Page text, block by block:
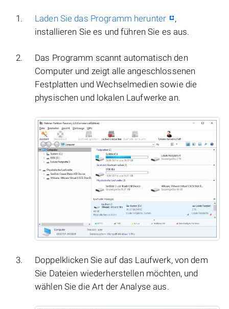
Laden Sie das Programm herunter
,
installieren Sie es und führen Sie es aus.
Das Programm scannt automatisch den
Computer und zeigt alle angeschlossenen
Festplatten und Wechselmedien sowie die
physischen und lokalen Laufwerke an.
Doppelklicken Sie auf das Laufwerk, von dem
Sie Dateien wiederherstellen möchten, und
wählen Sie die Art der Analyse aus.